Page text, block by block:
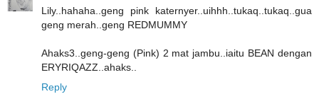
Lily..hahaha..geng pink katernyer..uihhh..tukaq..tukaq..gua
geng merah..geng REDMUMMY
Ahaks3..geng-geng (Pink) 2 mat jambu..iaitu BEAN dengan
ERYRIQAZZ..ahaks..
Reply